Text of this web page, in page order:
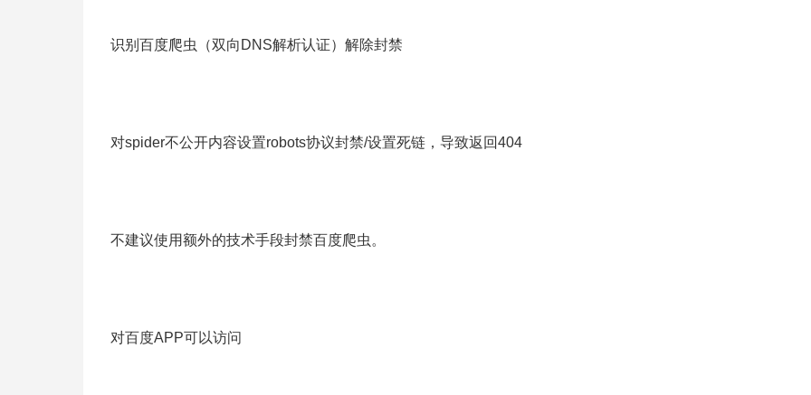
识别百度爬虫（双向DNS解析认证）解除封禁
对spider不公开内容设置robots协议封禁/设置死链，导致返回404
不建议使用额外的技术手段封禁百度爬虫。
对百度APP可以访问